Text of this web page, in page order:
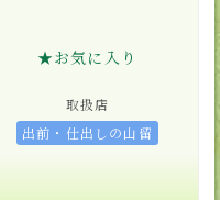
★お気に入り
取扱店
出前・仕出しの山留